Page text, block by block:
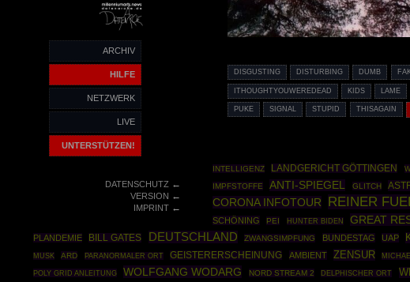
ARCHIV
HILFE
NETZWERK
LIVE
UNTERSTÜTZEN!
DATENSCHUTZ←
VERSION ←
IMPRINT←
DISGUSTING DISTURBING DUMB
ITHOUGHTYOUWEREDEAD KIDS LAME
PUKE SIGNAL STUPID THISAGAIN
INTELLIGENZ
LANDGERICHT GÖTTINGEN
IMPFSTOFFE ANTI-SPIEGEL GLITCH
CORONA INFOTOUR REINER
SCHÖNING
PEI HUNTER BIDEN GREAT
PLANDEMIE
BILL GATES DEUTSCHLAND ZWANGSIMPFUNG BUNDESTAG UAP
MUSK ARD PARANORMALER ORT GEISTERERSCHEINUNG AMBIENT ZENSUR
POLY GRID ANLEITUNG WOLFGANG WODARG NORD STREAM 2 DELPHISCHER ORT